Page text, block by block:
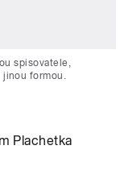
spisovatele,
jinou formou.
Plachetka